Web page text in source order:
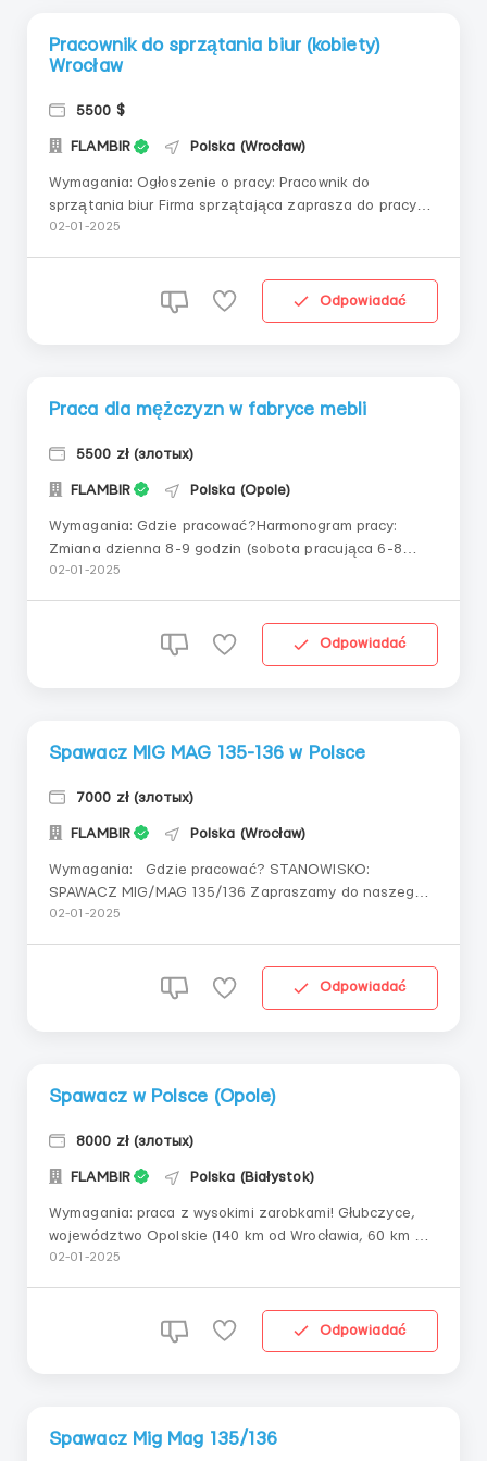
Pracownik do sprzątania biur (kobiety)
Wrocław
5500 $
FLAMBIR Polska (Wrocław)
Wymagania: Ogłoszenie o pracy: Pracownik do
sprzątania biur Firma sprzątająca zaprasza do pracy
pracownika do sprzątania pomieszczeń biurowych! Jeśli
Regularne sprzątanie pomieszczeń biurowych...
02-01-2025
Odpowiadać
Praca dla mężczyzn w fabryce mebli
5500 zł (злотых)
FLAMBIR Polska (Opole)
Wymagania: Gdzie pracować?Harmonogram pracy:
Zmiana dzienna 8-9 godzin (sobota pracująca 6-8
godzin) 6:00-14:00-15:00, przerwa 10:00-15 minut(*może
godzin jest mniej).Krótki opis obowiązków:Są...
02-01-2025
Odpowiadać
Spawacz MIG MAG 135-136 w Polsce
7000 zł (злотых)
FLAMBIR Polska (Wrocław)
Wymagania: Gdzie pracować? STANOWISKO:
SPAWACZ MIG/MAG 135/136 Zapraszamy do naszego
zespołu doświadczonych spawaczy do pracy przy
czytania rysunków technicznych (mile widziane);
02-01-2025
Odpowiadać
Spawacz w Polsce (Opole)
8000 zł (злотых)
FLAMBIR Polska (Białystok)
Wymagania: praca z wysokimi zarobkami! Głubczyce,
województwo Opolskie (140 km od Wrocławia, 60 km od
Opole) Stawka 31 zl/netto za godzinę + premie. Grafik
okresie dużego obciążenia możliwe...
02-01-2025
Odpowiadać
Spawacz Mig Mag 135/136